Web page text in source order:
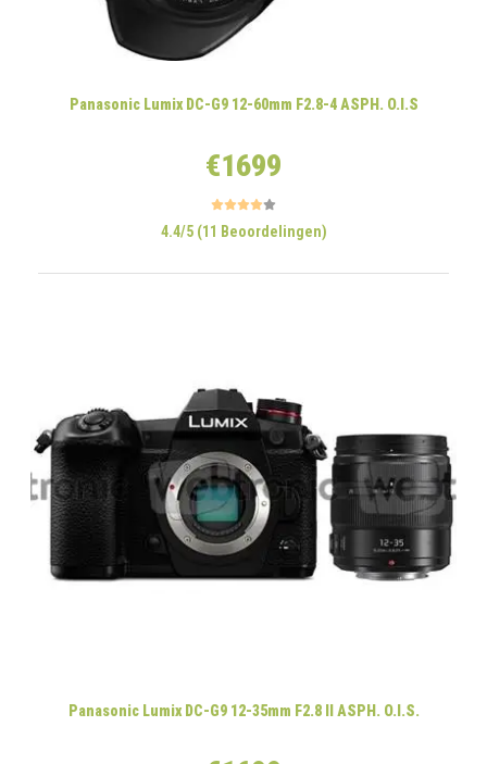
Panasonic Lumix DC-G9 12-60mm F2.8-4 ASPH. O.I.S
€1699
4.4/5 (11 Beoordelingen)
Panasonic Lumix DC-G9 12-35mm F2.8 II ASPH. O.I.S.